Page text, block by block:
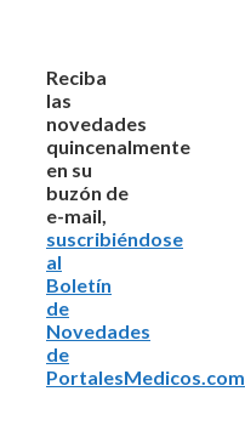
Reciba
las
novedades
quincenalmente
en su
buzón de
e-mail,
suscribiéndose
al
Boletín
de
Novedades
de
PortalesMedicos.com